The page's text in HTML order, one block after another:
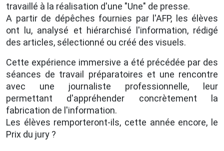
travaillé à la réalisation d'une "Une" de presse.
A partir de dépêches fournies par l'AFP, les élèves
ont lu, analysé et hiérarchisé l'information, rédigé
des articles, sélectionné ou créé des visuels.
Cette expérience immersive a été précédée par des
séances de travail préparatoires et une rencontre
avec une journaliste professionnelle, leur
permettant d'appréhender concrètement la
fabrication de l'information.
Les élèves remporteront-ils, cette année encore, le
Prix du jury ?